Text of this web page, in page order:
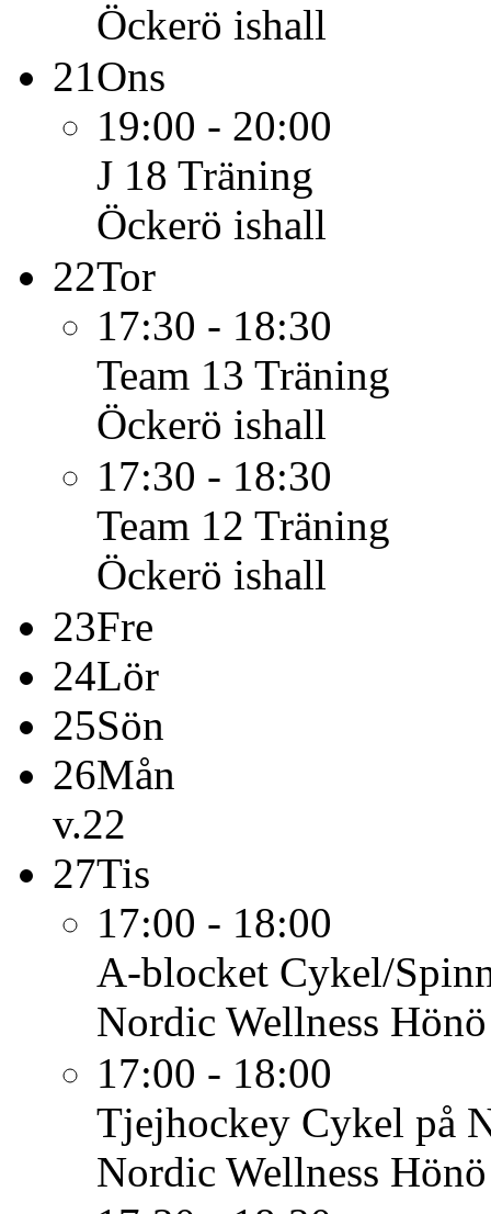
Öckerö ishall
21Ons
19:00 - 20:00
J 18 Träning
Öckerö ishall
22Tor
17:30 - 18:30
Team 13 Träning
Öckerö ishall
17:30 - 18:30
Team 12 Träning
Öckerö ishall
23Fre
24Lör
25Sön
26Mån
v.22
27Tis
17:00 - 18:00
A-blocket Cykel/
Nordic Wellness Hönö
17:00 - 18:00
Tjejhockey Cykel på
Nordic Wellness Hönö